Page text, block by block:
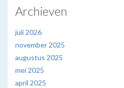
Archieven
juli 2026
november 2025
augustus 2025
mei 2025
april 2025